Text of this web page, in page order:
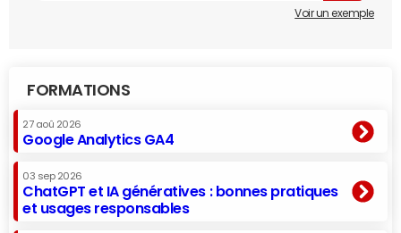
Voir un exemple
FORMATIONS
27 aoû 2026
Google Analytics GA4
03 sep 2026
ChatGPT et IA génératives : bonnes pratiques
et usages responsables